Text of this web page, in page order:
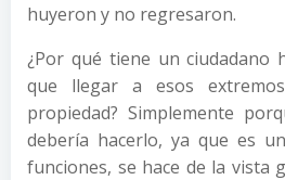
huyeron y no regresaron.
¿Por qué tiene un ciudadano
que llegar a esos
propiedad? Simplemente
debería hacerlo, ya que es
funciones, se hace de la vista